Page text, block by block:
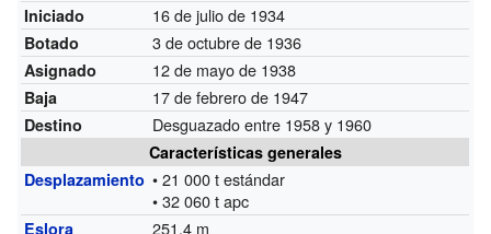
Iniciado 16 de julio de 1934
Botado 3 de octubre de 1936
Asignado 12 de mayo de 1938
Baja 17 de febrero de 1947
Destino Desguazado entre 1958 y 1960
Características generales
Desplazamiento • 21 000 t estándar
• 32 060 t apc
Eslora 251,4 m